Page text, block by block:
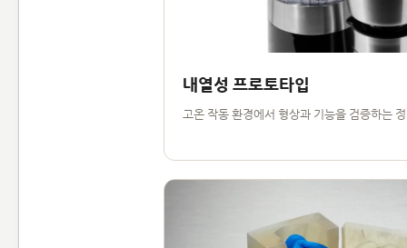
내열성 프로토타입
고온 작동 환경에서 형상과 기능을 검증하는